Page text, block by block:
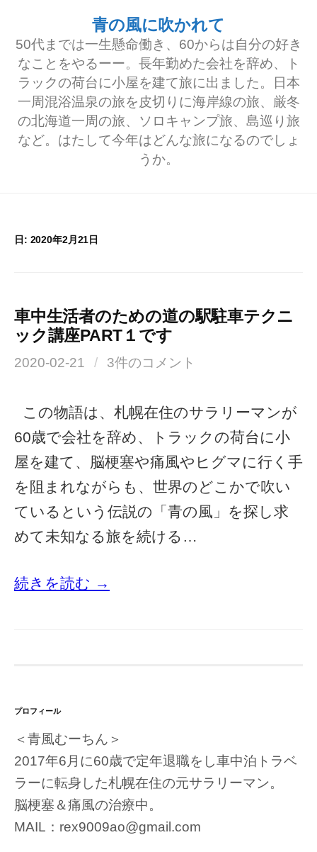
青の風に吹かれて
50代までは一生懸命働き、60からは自分の好き
なことをやるーー。長年勤めた会社を辞め、ト
ラックの荷台に小屋を建て旅に出ました。日本
一周混浴温泉の旅を皮切りに海岸線の旅、厳冬
の北海道一周の旅、ソロキャンプ旅、島巡り旅
など。はたして今年はどんな旅になるのでしょ
うか。
日: 2020年2月21日
車中生活者のための道の駅駐車テクニ
ック講座PART１です
2020-02-21 / 3件のコメント
この物語は、札幌在住のサラリーマンが
60歳で会社を辞め、トラックの荷台に小
屋を建て、脳梗塞や痛風やヒグマに行く手
を阻まれながらも、世界のどこかで吹い
ているという伝説の「青の風」を探し求
めて未知なる旅を続ける…
続きを読む →
プロフィール
＜青風むーちん＞
2017年6月に60歳で定年退職をし車中泊トラベ
ラーに転身した札幌在住の元サラリーマン。
脳梗塞＆痛風の治療中。
MAIL：rex9009ao@gmail.com